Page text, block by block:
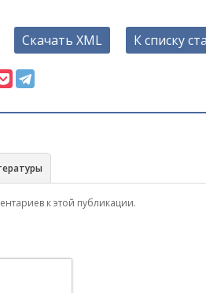
Скачать XML К списку
к этой публикации.